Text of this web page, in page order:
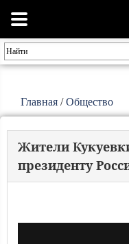
Главная /Общество
Жители
президенту